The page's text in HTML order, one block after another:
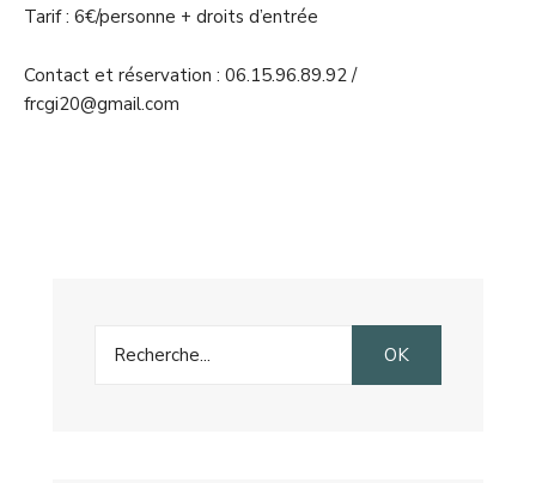
Tarif : 6€/personne + droits d’entrée
Contact et réservation : 06.15.96.89.92 /
frcgi20@gmail.com
for:
OK